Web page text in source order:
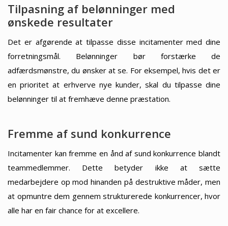
Tilpasning af belønninger med
ønskede resultater
Det er afgørende at tilpasse disse incitamenter med dine
forretningsmål. Belønninger bør forstærke de
adfærdsmønstre, du ønsker at se. For eksempel, hvis det er
en prioritet at erhverve nye kunder, skal du tilpasse dine
belønninger til at fremhæve denne præstation.
Fremme af sund konkurrence
Incitamenter kan fremme en ånd af sund konkurrence blandt
teammedlemmer. Dette betyder ikke at sætte
medarbejdere op mod hinanden på destruktive måder, men
at opmuntre dem gennem strukturerede konkurrencer, hvor
alle har en fair chance for at excellere.